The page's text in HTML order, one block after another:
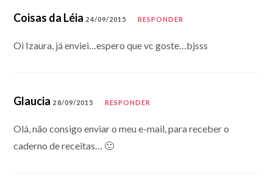
Coisas da Léia 24/09/2015 RESPONDER
Oi Izaura, já enviei…espero que vc goste…bjsss
Glaucia 28/09/2015 RESPONDER
Olá, não consigo enviar o meu e-mail, para receber o
caderno de receitas… 🙁